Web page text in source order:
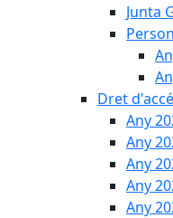
Junta
Dret
Any
Any
Any
Any
Any